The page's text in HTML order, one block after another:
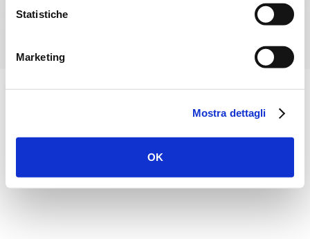
Statistiche
Marketing
Mostra dettagli
OK